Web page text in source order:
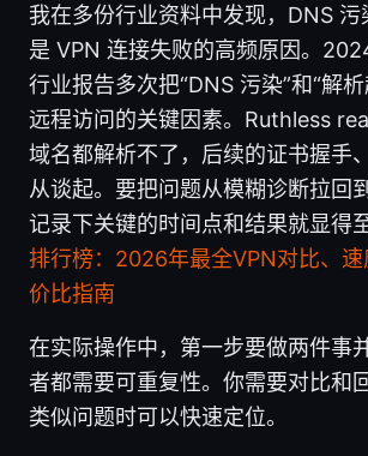
我在多份行业资料中发现，DNS
是 VPN 连接失败的高频原因。
行业报告多次把“DNS 污染”和“解
远程访问的关键因素。Ruthless
域名都解析不了，后续的证书握手
从谈起。要把问题从模糊诊断拉回
记录下关键的时间点和结果就显得
排行榜：2026年最全VPN对比、
价比指南
在实际操作中，第一步要做两件事
者都需要可重复性。你需要对比和
类似问题时可以快速定位。